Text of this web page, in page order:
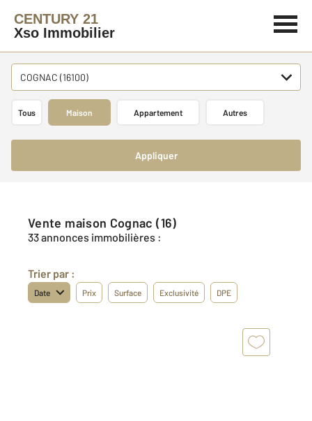
CENTURY 21
Xso Immobilier
COGNAC (16100)
Tous Maison Appartement Autres
Appliquer
Vente maison Cognac (16)
33 annonces immobilières :
Trier par :
Date Prix Surface Exclusivité DPE